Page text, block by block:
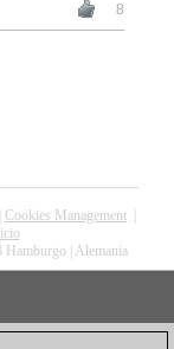
8
Cookies Management
Hamburgo | Alemania